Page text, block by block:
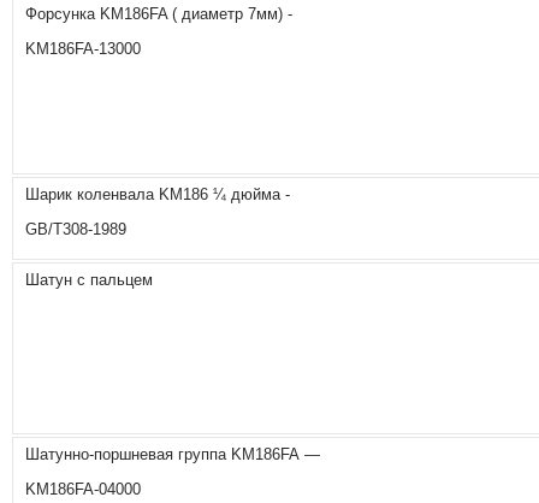
Форсунка KM186FA ( диаметр 7мм) -
KM186FA-13000
Шарик коленвала KM186 ¼ дюйма -
GB/T308-1989
Шатун с пальцем
Шатунно-поршневая группа KM186FA —
KM186FA-04000